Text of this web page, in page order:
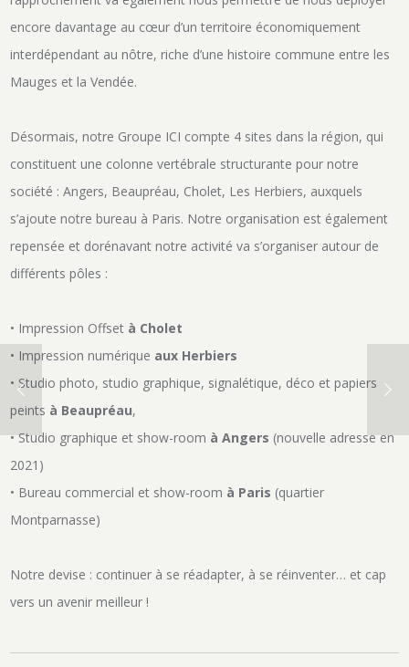
encore davantage au cœur d’un territoire économiquement
interdépendant au nôtre, riche d’une histoire commune entre les
Mauges et la Vendée.
Désormais, notre Groupe ICI compte 4 sites dans la région, qui
constituent une colonne vertébrale structurante pour notre
société : Angers, Beaupréau, Cholet, Les Herbiers, auxquels
s’ajoute notre bureau à Paris. Notre organisation est également
repensée et dorénavant notre activité va s’organiser autour de
différents pôles :
• Impression Offset à Cholet
• Impression numérique aux Herbiers
• Studio photo, studio graphique, signalétique, déco et papiers
peints à Beaupréau,
• Studio graphique et show-room à Angers (nouvelle adresse en
2021)
• Bureau commercial et show-room à Paris (quartier
Montparnasse)
Notre devise : continuer à se réadapter, à se réinventer… et cap
vers un avenir meilleur !